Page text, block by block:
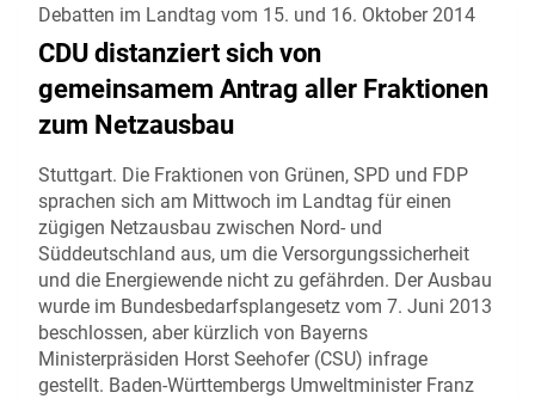
Debatten im Landtag vom 15. und 16. Oktober 2014
CDU distanziert sich von
gemeinsamem Antrag aller Fraktionen
zum Netzausbau
Stuttgart. Die Fraktionen von Grünen, SPD und FDP
sprachen sich am Mittwoch im Landtag für einen
zügigen Netzausbau zwischen Nord- und
Süddeutschland aus, um die Versorgungssicherheit
und die Energiewende nicht zu gefährden. Der Ausbau
wurde im Bundesbedarfsplangesetz vom 7. Juni 2013
beschlossen, aber kürzlich von Bayerns
Ministerpräsiden Horst Seehofer (CSU) infrage
gestellt. Baden-Württembergs Umweltminister Franz